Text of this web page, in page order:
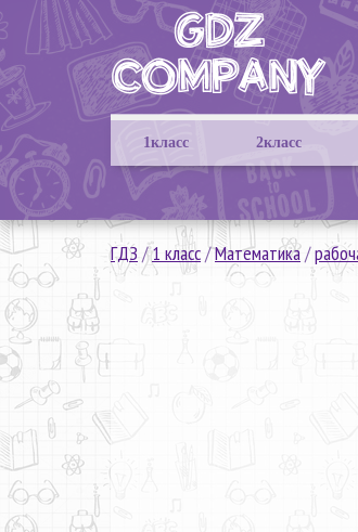
1класс 2класс
ГДЗ /1 класс/Математика/